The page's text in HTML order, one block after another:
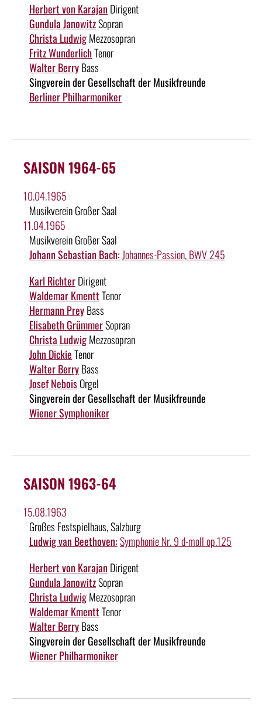
Herbert von Karajan Dirigent
Gundula JanowitzSopran
Christa LudwigMezzosopran
Fritz WunderlichTenor
Walter BerryBass
Singverein der Gesellschaft der Musikfreunde
Berliner Philharmoniker
SAISON 1964-65
10.04.1965
Musikverein Großer Saal
11.04.1965
Musikverein Großer Saal
Johann Sebastian Bach: Johannes-Passion, BWV 245
Karl RichterDirigent
Waldemar KmenttTenor
Hermann PreyBass
Elisabeth GrümmerSopran
Christa LudwigMezzosopran
John DickieTenor
Walter BerryBass
Josef NeboisOrgel
Singverein der Gesellschaft der Musikfreunde
Wiener Symphoniker
SAISON 1963-64
15.08.1963
Großes Festspielhaus, Salzburg
Ludwig van Beethoven:Symphonie Nr. 9 d-moll op.125
Herbert von Karajan Dirigent
Gundula JanowitzSopran
Christa LudwigMezzosopran
Waldemar KmenttTenor
Walter BerryBass
Singverein der Gesellschaft der Musikfreunde
Wiener Philharmoniker